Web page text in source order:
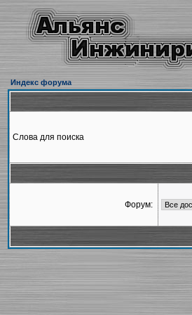
Индекс форума
Слова для поиска
Форум: